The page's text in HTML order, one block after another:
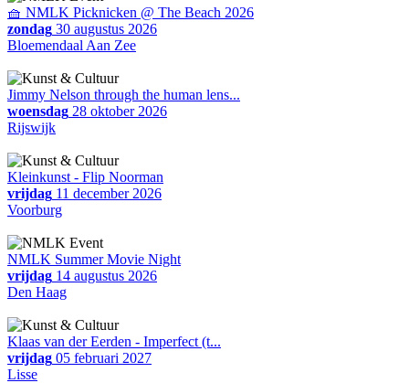
🧺 NMLK Picknicken @ The Beach 2026
zondag 30 augustus 2026
Bloemendaal Aan Zee
Jimmy Nelson through the human lens...
woensdag 28 oktober 2026
Rijswijk
Kleinkunst - Flip Noorman
vrijdag 11 december 2026
Voorburg
NMLK Summer Movie Night
vrijdag 14 augustus 2026
Den Haag
Klaas van der Eerden - Imperfect (t...
vrijdag 05 februari 2027
Lisse